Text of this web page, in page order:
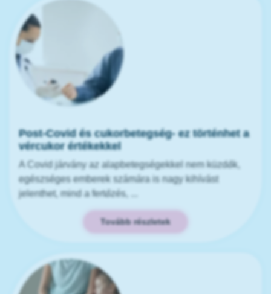
Post-Covid és cukorbetegség- ez történhet a
vércukor értékekkel
A Covid járvány az alapbetegségekkel nem küzdők,
egészséges emberek számára is nagy kihívást
jelenthet, mind a fertőzés, ...
Tovább részletek